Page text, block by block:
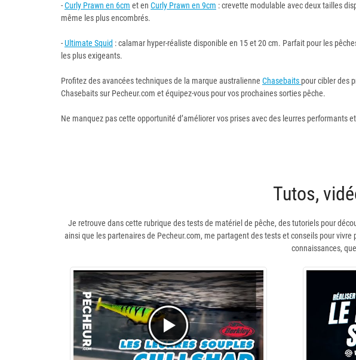
-Curly Prawn en 6cm et en Curly Prawn en 9cm : crevette modulable avec deux tailles
même les plus encombrés.
-Ultimate Squid : calamar hyper-réaliste disponible en 15 et 20 cm. Parfait pour les
les plus exigeants.
Profitez des avancées techniques de la marque australienne Chasebaits pour cibler des
Chasebaits sur Pecheur.com et équipez-vous pour vos prochaines sorties pêche.
Ne manquez pas cette opportunité d’améliorer vos prises avec des leurres performants
Tutos,
Je retrouve dans cette rubrique des tests de matériel de pêche, des tutoriels pour
ainsi que les partenaires de Pecheur.com, me partagent des tests et conseils pour
connaissances,